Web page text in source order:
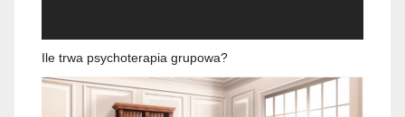
Ile trwa psychoterapia grupowa?